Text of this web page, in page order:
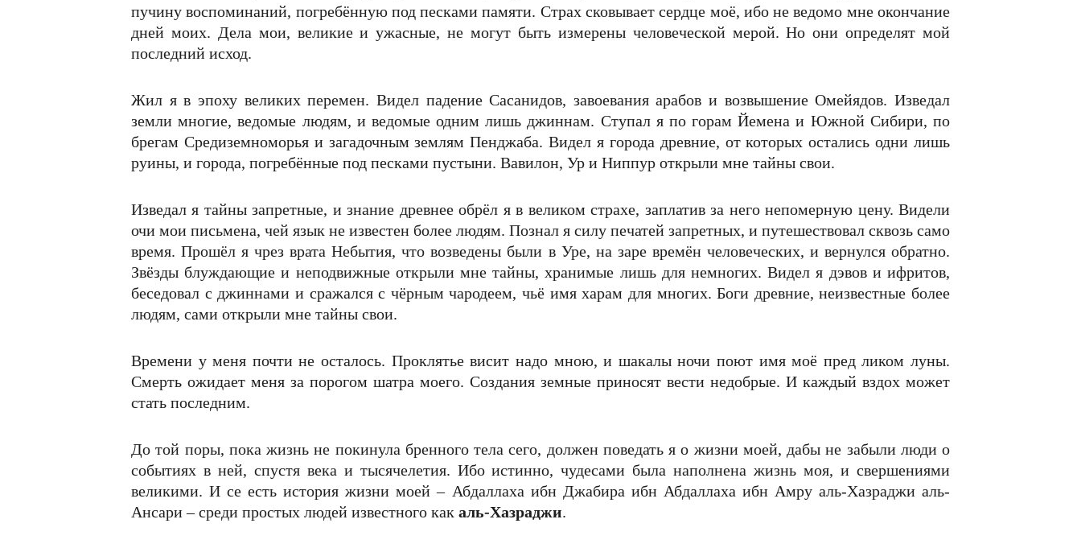
пучину воспоминаний, погребённую под песками памяти. Страх сковывает сердце моё, ибо не ведомо мне окончание
дней моих. Дела мои, великие и ужасные, не могут быть измерены человеческой мерой. Но они определят мой
последний исход.
Жил я в эпоху великих перемен. Видел падение Сасанидов, завоевания арабов и возвышение Омейядов. Изведал
земли многие, ведомые людям, и ведомые одним лишь джиннам. Ступал я по горам Йемена и Южной Сибири, по
брегам Средиземноморья и загадочным землям Пенджаба. Видел я города древние, от которых остались одни лишь
руины, и города, погребённые под песками пустыни. Вавилон, Ур и Ниппур открыли мне тайны свои.
Изведал я тайны запретные, и знание древнее обрёл я в великом страхе, заплатив за него непомерную цену. Видели
очи мои письмена, чей язык не известен более людям. Познал я силу печатей запретных, и путешествовал сквозь само
время. Прошёл я чрез врата Небытия, что возведены были в Уре, на заре времён человеческих, и вернулся обратно.
Звёзды блуждающие и неподвижные открыли мне тайны, хранимые лишь для немногих. Видел я дэвов и ифритов,
беседовал с джиннами и сражался с чёрным чародеем, чьё имя харам для многих. Боги древние, неизвестные более
людям, сами открыли мне тайны свои.
Времени у меня почти не осталось. Проклятье висит надо мною, и шакалы ночи поют имя моё пред ликом луны.
Смерть ожидает меня за порогом шатра моего. Создания земные приносят вести недобрые. И каждый вздох может
стать последним.
До той поры, пока жизнь не покинула бренного тела сего, должен поведать я о жизни моей, дабы не забыли люди о
событиях в ней, спустя века и тысячелетия. Ибо истинно, чудесами была наполнена жизнь моя, и свершениями
великими. И се есть история жизни моей – Абдаллаха ибн Джабира ибн Абдаллаха ибн Амру аль-Хазраджи аль-
Ансари – среди простых людей известного как аль-Хазраджи.